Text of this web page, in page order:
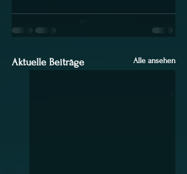
Aktuelle Beiträge Alle ansehen